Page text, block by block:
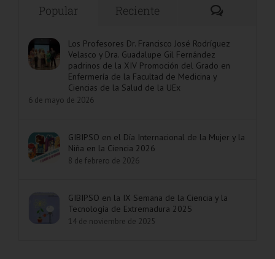
Popular Reciente
Los Profesores Dr. Francisco José Rodríguez
Velasco y Dra. Guadalupe Gil Fernández
padrinos de la XIV Promoción del Grado en
Enfermería de la Facultad de Medicina y
Ciencias de la Salud de la UEx
6 de mayo de 2026
GIBIPSO en el Día Internacional de la Mujer y la
Niña en la Ciencia 2026
8 de febrero de 2026
GIBIPSO en la IX Semana de la Ciencia y la
Tecnología de Extremadura 2025
14 de noviembre de 2025